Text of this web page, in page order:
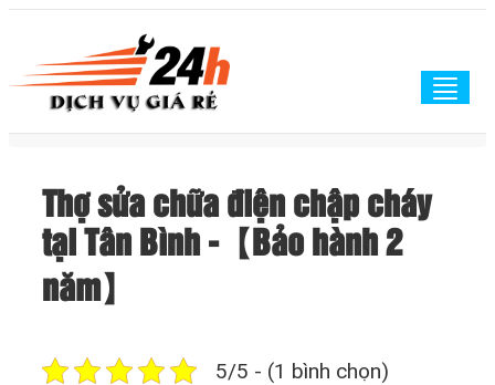
Thợ sửa chữa điện chập cháy
tại Tân Bình -【Bảo hành 2
năm】
5/5 - (1 bình chọn)